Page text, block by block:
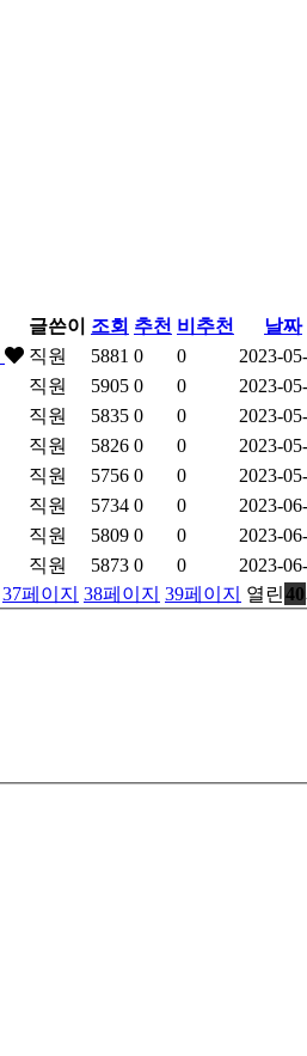
글쓴이 조회 추천 비추천
날짜
직원 5881 0 0
2023-
직원 5905 0 0
2023-
직원 5835 0 0
2023-
직원 5826 0 0
2023-
직원 5756 0 0
2023-
직원 5734 0 0
2023-
직원 5809 0 0
2023-
직원 5873 0 0
2023-
37페이지 38페이지 39페이지 열린40